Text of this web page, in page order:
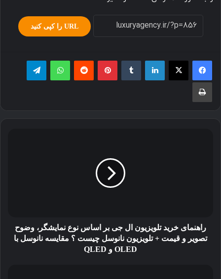
URL را کپی کنید
لینکدین ‫تامبلر پینترست‫رددیت واتس آپ تلگرام
چاپ
وضوح
تصویر
راهنمای خرید تلویزیون ال جی بر اساس نوع نمایشگر، وضوح
تصویر و قیمت + تلویزیون نانوسل چیست ؟ مقایسه نانوسل با
OLED و QLED